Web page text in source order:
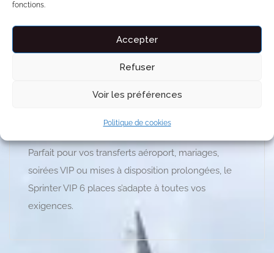
fonctions.
Accepter
Refuser
Voir les préférences
Politique de cookies
entre amis.
Équipé de 2 écrans TV et d’un plafond LED ciel
étoilé, il transforme chaque trajet en une
expérience unique, à la fois divertissante et
apaisante. Sa climatisation intégrale garantit un
soit la durée du trajet.
Parfait pour vos transferts aéroport, mariages,
soirées VIP ou mises à disposition prolongées, le
Sprinter VIP 6 places s’adapte à toutes vos
exigences.